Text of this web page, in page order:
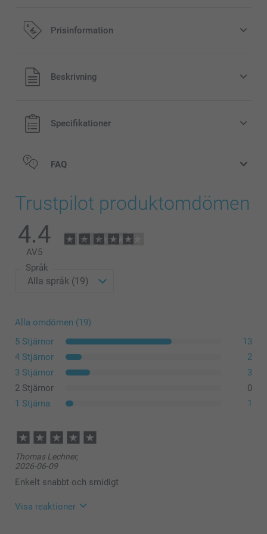
Prisinformation
Alla priser är i svenska kronor (SEK), inklusive moms och
exklusive porto.
Beskrivning
Specifikationer
FAQ
Trustpilot produktomdömen
4.4
AV5
Språk
Alla omdömen (19)
5 Stjärnor
13
4 Stjärnor
2
3 Stjärnor
3
2 Stjärnor
0
1 Stjärna
1
Thomas Lechner,
2026-06-09
Enkelt snabbt och smidigt
Visa reaktioner